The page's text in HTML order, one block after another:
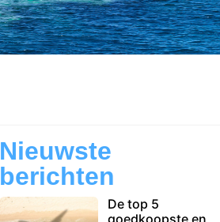
Nieuwste
berichten
De top 5
goedkoopste en